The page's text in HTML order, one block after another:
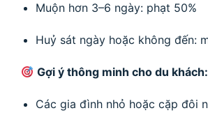
Muộn hơn 3–6 ngày: phạt 50%
Huỷ sát ngày hoặc không đến:
Gợi ý thông minh cho du khách:
Các gia đình nhỏ hoặc cặp đôi